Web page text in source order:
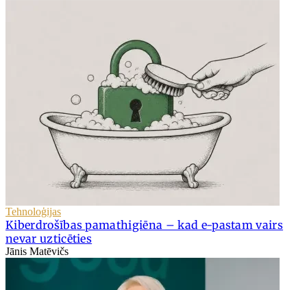
Tehnoloģijas
Kiberdrošības pamathigiēna – kad e-pastam vairs
nevar uzticēties
Jānis Matēvičs